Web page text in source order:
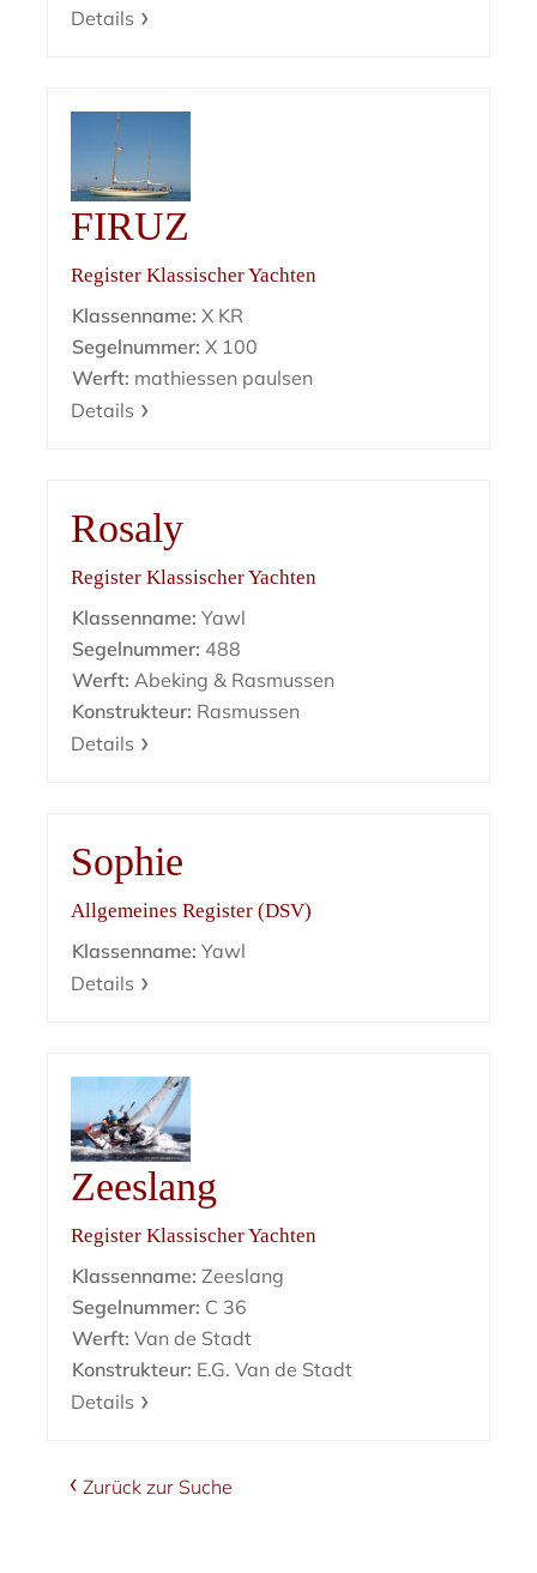
Details
FIRUZ
Register Klassischer Yachten
Klassenname: X KR
Segelnummer: X 100
Werft: mathiessen paulsen
Details
Rosaly
Register Klassischer Yachten
Klassenname: Yawl
Segelnummer: 488
Werft: Abeking & Rasmussen
Konstrukteur: Rasmussen
Details
Sophie
Allgemeines Register (DSV)
Klassenname: Yawl
Details
Zeeslang
Register Klassischer Yachten
Klassenname: Zeeslang
Segelnummer: C 36
Werft: Van de Stadt
Konstrukteur: E.G. Van de Stadt
Details
Zurück zur Suche